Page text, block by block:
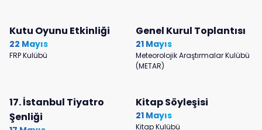
Kutu Oyunu Etkinliği
22 Mayıs
FRP Kulübü
Genel Kurul Toplantısı
21 Mayıs
Meteorolojik Araştırmalar Kulübü
(METAR)
17. İstanbul Tiyatro
Şenliği
Kitap Söyleşisi
21 Mayıs
Kitap Kulübü